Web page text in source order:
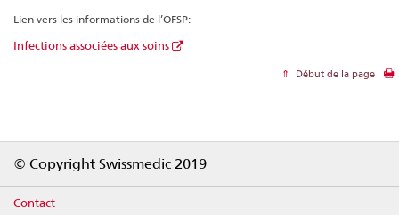
Lien vers les informations de l’OFSP:
Infections associées aux soins
Début de la page
© Copyright Swissmedic 2019
Contact